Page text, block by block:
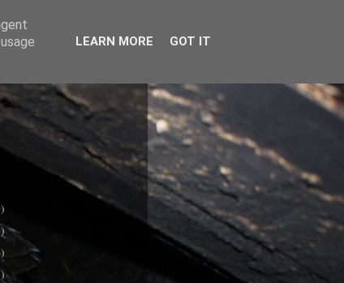
LEARN MORE GOT IT